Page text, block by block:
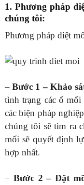
1. Phương pháp
chúng tôi:
Phương pháp diệt
–Bước 1 – Khảo
tình trạng các ổ mối
các biện pháp
chúng tôi sẽ tìm ra
mối sẽ quyết định
hợp nhất.
– Bước 2 – Đặt